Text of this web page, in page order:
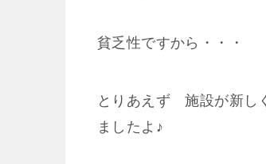
貧乏性ですから・・・
とりあえず 施設が新し
ましたよ♪